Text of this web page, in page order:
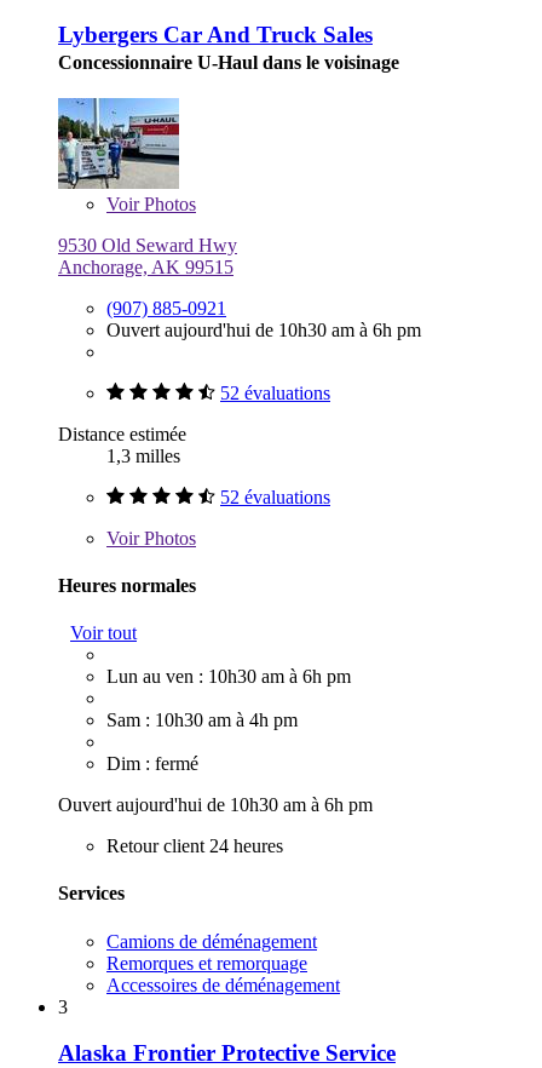
Lybergers Car And Truck Sales
Concessionnaire U-Haul dans le voisinage
VoirPhotos
9530 Old Seward Hwy
Anchorage, AK 99515
(907) 885-0921
Ouvert aujourd'hui de 10h30 am à 6h pm
52 évaluations
Distance estimée
1,3 milles
52 évaluations
VoirPhotos
Heures normales
Voir tout
Lun au ven : 10h30 am à 6h pm
Sam : 10h30 am à 4h pm
Dim : fermé
Ouvert aujourd'hui de 10h30 am à 6h pm
Retour client 24 heures
Services
Camions de déménagement
Remorques et remorquage
Accessoires de déménagement
3
Alaska Frontier Protective Service